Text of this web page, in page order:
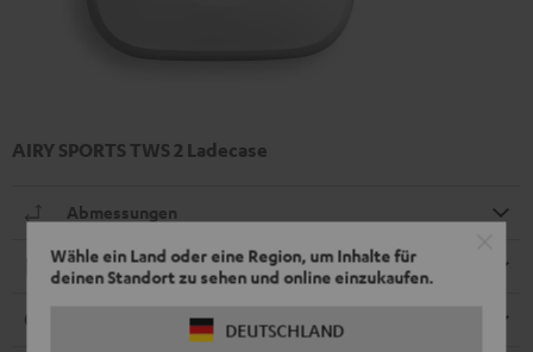
Wähle ein Land oder eine Region, um Inhalte für
deinen Standort zu sehen und online einzukaufen.
DEUTSCHLAND
AIRY SPORTS TWS 2 Ladecase
Abmessungen
Elektronik